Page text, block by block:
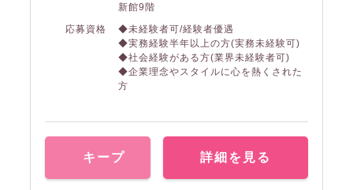
新館9階
応募資格
◆未経験者可/経験者優遇
◆実務経験半年以上の方(実務未経験可)
◆社会経験がある方(業界未経験者可)
◆企業理念やスタイルに心を熱くされた
方
キープ 詳細を見る